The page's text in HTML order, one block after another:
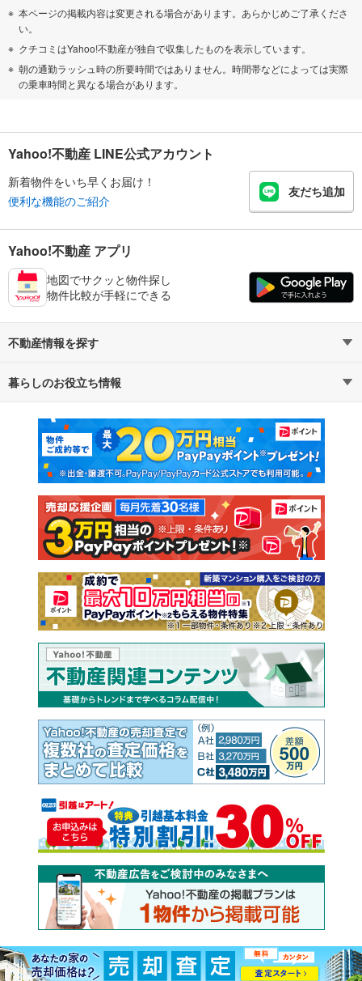
本ページの掲載内容は変更される場合があります。あらかじめご了承くださ
い。
クチコミはYahoo!不動産が独自で収集したものを表示しています。
朝の通勤ラッシュ時の所要時間ではありません。時間帯などによっては実際
の乗車時間と異なる場合があります。
Yahoo!不動産 LINE公式アカウント
新着物件をいち早くお届け！
便利な機能のご紹介
友だち追加
Yahoo!不動産 アプリ
地図でサクッと物件探し
物件比較が手軽にできる
不動産情報を探す
不動産・住宅
新築マンション 中古マンション
新築一戸建て 中古一戸建て
注文住宅 土地
売却査定
暮らしのお役立ち情報
マンションカタログ 教えて！住まいの先生